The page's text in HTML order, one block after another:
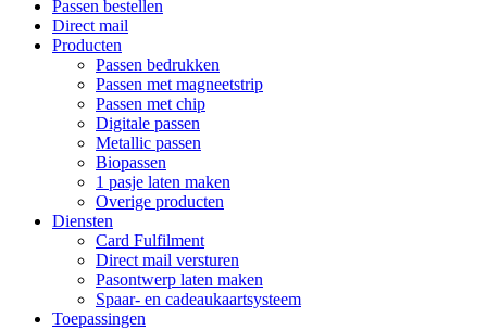
Passen bestellen
Direct mail
Producten
Passen bedrukken
Passen met magneetstrip
Passen met chip
Digitale passen
Metallic passen
Biopassen
1 pasje laten maken
Overige producten
Diensten
Card Fulfilment
Direct mail versturen
Pasontwerp laten maken
Spaar- en cadeaukaartsysteem
Toepassingen